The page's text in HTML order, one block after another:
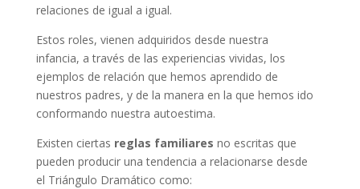
relaciones de igual a igual.
Estos roles, vienen adquiridos desde nuestra
infancia, a través de las experiencias vividas, los
ejemplos de relación que hemos aprendido de
nuestros padres, y de la manera en la que hemos ido
conformando nuestra autoestima.
Existen ciertas reglas familiares no escritas que
pueden producir una tendencia a relacionarse desde
el Triángulo Dramático como: